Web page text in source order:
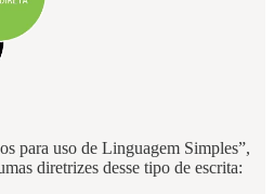
para uso de Linguagem Simples”,
diretrizes desse tipo de escrita: